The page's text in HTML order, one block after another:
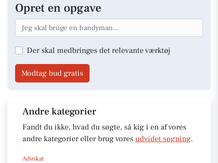
Opret en opgave
Der skal medbringes det relevante værktøj
Modtag bud gratis
Andre kategorier
Fandt du ikke, hvad du søgte, så kig i en af vores
andre kategorier eller brug vores udvidet søgning.
Advokat